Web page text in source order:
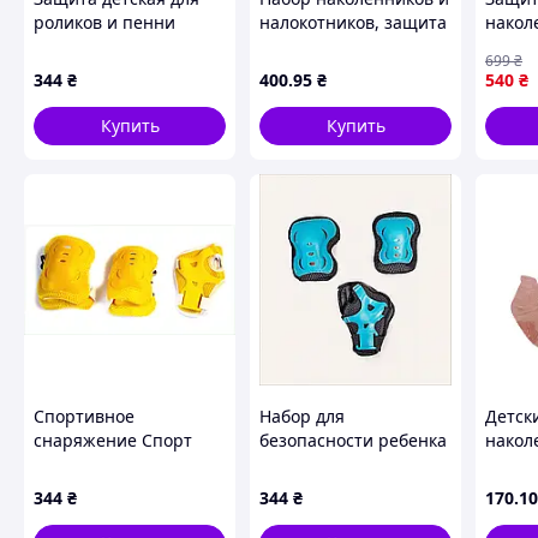
Похожие товары по характеристикам
роликов и пенни
XX1489T823
344 ₴
Купить
налокотников, защита
Камуфляж
400.95 ₴
Купить
540 ₴
699₴
Спортивное
снаряжение Спорт
цвета 14H898ME23
344 ₴
Набор для
безопасности ребенка
бирюзовый
664TC3776E
344 ₴
170.10